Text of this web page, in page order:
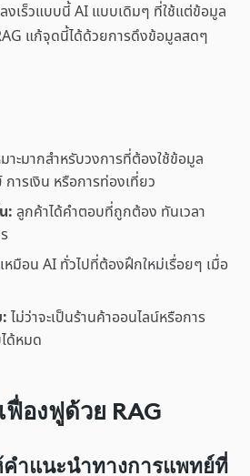
งเร็วแบบนี้ AI แบบเดิมๆ ที่ใช้แต่ข้อมูล
แก้จุดนี้ได้ด้วยการดึงข้อมูลสดๆ
มาะมากสำหรับวงการที่ต้องใช้ข้อมูล
ารเงิน หรือการท่องเที่ยว
: ลูกค้าได้คำตอบที่ถูกต้อง ทันเวลา
หมือน AI ทั่วไปที่ต้องฝึกใหม่เรื่อยๆ เมื่อ
ไม่ว่าจะเป็นร้านค้าออนไลน์หรือการ
ด้หมด
ฟื่องฟูด้วย RAG
คำแนะนำทางการแพทย์ที่